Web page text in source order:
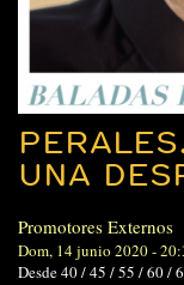
UNA
Promotores Externos
Dom, 14 junio 2020 -
Desde 40 / 45 / 55 / 60 /